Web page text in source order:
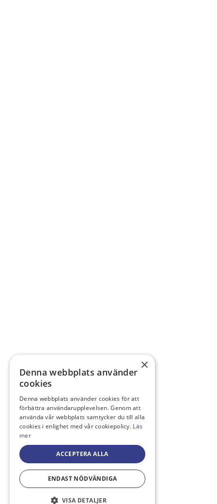
×
Denna webbplats använder
cookies
Denna webbplats använder cookies för att
förbättra användarupplevelsen. Genom att
använda vår webbplats samtycker du till alla
cookies i enlighet med vår cookiepolicy. Läs
mer
ACCEPTERA ALLA
ENDAST NÖDVÄNDIGA
VISA DETALJER